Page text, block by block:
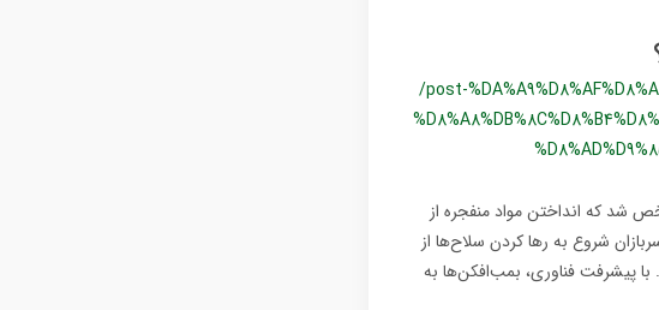
/post-
شد که انداختن مواد منفجره از
شروع به رها کردن سلاح‌ها از
با پیشرفت فناوری، بمب‌افکن‌ها به